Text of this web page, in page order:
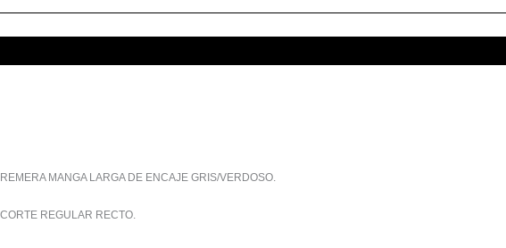
REMERA MANGA LARGA DE ENCAJE GRIS/VERDOSO.
CORTE REGULAR RECTO.